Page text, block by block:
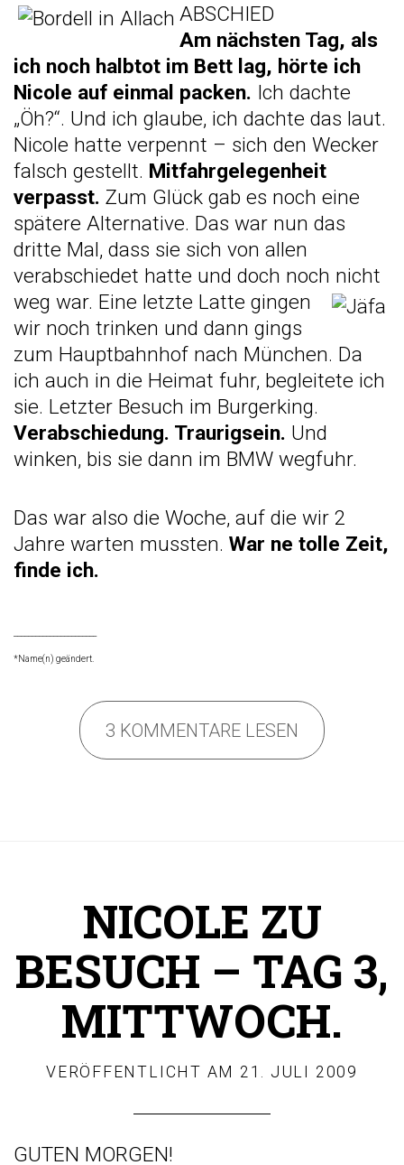
ABSCHIED
Am nächsten Tag, als
ich noch halbtot im Bett lag, hörte ich
Nicole auf einmal packen. Ich dachte
„Öh?“. Und ich glaube, ich dachte das laut.
Nicole hatte verpennt – sich den Wecker
falsch gestellt. Mitfahrgelegenheit
verpasst. Zum Glück gab es noch eine
spätere Alternative. Das war nun das
dritte Mal, dass sie sich von allen
verabschiedet hatte und doch noch nicht
weg war. Eine letzte Latte gingen
wir noch trinken und dann gings
zum Hauptbahnhof nach München. Da
ich auch in die Heimat fuhr, begleitete ich
sie. Letzter Besuch im Burgerking.
Verabschiedung. Traurigsein. Und
winken, bis sie dann im BMW wegfuhr.
Das war also die Woche, auf die wir 2
Jahre warten mussten. War ne tolle Zeit,
finde ich.
*Name(n) geändert.
3 KOMMENTARE LESEN
NICOLE ZU
BESUCH – TAG 3,
MITTWOCH.
VERÖFFENTLICHT AM 21. JULI 2009
GUTEN MORGEN!